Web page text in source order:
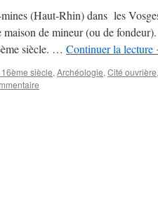
(Haut-Rhin) dans les
de mineur (ou de
siècle. … Continuer la lecture
siècle, Archéologie, Cité ouvrière,